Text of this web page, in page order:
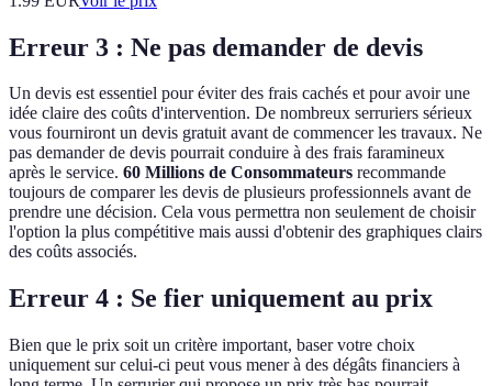
Erreur 3 : Ne pas demander de devis
Un devis est essentiel pour éviter des frais cachés et pour avoir une
idée claire des coûts d'intervention. De nombreux serruriers sérieux
vous fourniront un devis gratuit avant de commencer les travaux. Ne
pas demander de devis pourrait conduire à des frais faramineux
après le service. 60 Millions de Consommateurs recommande
toujours de comparer les devis de plusieurs professionnels avant de
prendre une décision. Cela vous permettra non seulement de choisir
l'option la plus compétitive mais aussi d'obtenir des graphiques clairs
des coûts associés.
Erreur 4 : Se fier uniquement au prix
Bien que le prix soit un critère important, baser votre choix
uniquement sur celui-ci peut vous mener à des dégâts financiers à